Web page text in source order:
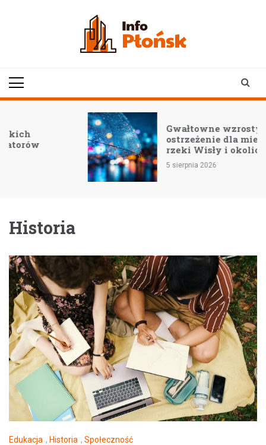
Gwałtowne wzrosty wód:
ostrzeżenie dla mieszkańców
rzeki Wisły i okolic
5 sierpnia 2026
Historia
Edukacja , Historia , Społeczność